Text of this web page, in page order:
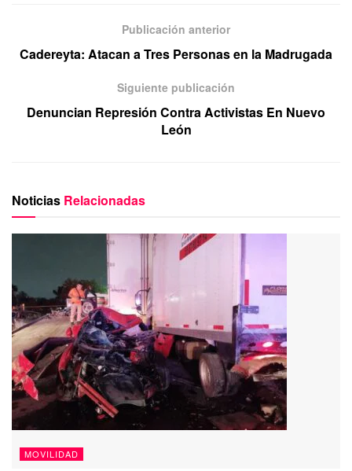
Publicación anterior
Cadereyta: Atacan a Tres Personas en la Madrugada
Siguiente publicación
Denuncian Represión Contra Activistas En Nuevo
León
Noticias Relacionadas
MOVILIDAD